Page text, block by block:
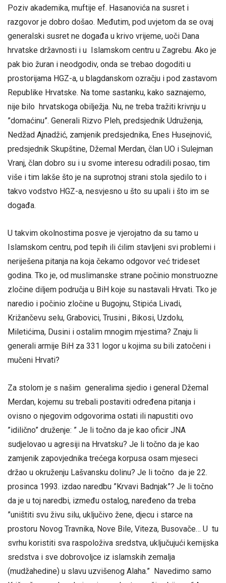
Poziv akademika, muftije ef. Hasanovića na susret i
razgovor je dobro došao. Međutim, pod uvjetom da se ovaj
generalski susret ne događa u krivo vrijeme, uoči Dana
hrvatske državnosti i u Islamskom centru u Zagrebu. Ako je
pak bio žuran i neodgodiv, onda se trebao dogoditi u
prostorijama HGZ-a, u blagdanskom ozračju i pod zastavom
Republike Hrvatske. Na tome sastanku, kako saznajemo,
nije bilo hrvatskoga obilježja. Nu, ne treba tražiti krivnju u
”domaćinu”. Generali Rizvo Pleh, predsjednik Udruženja,
Nedžad Ajnadžić, zamjenik predsjednika, Enes Husejnović,
predsjednik Skupštine, Džemal Merdan, član UO i Sulejman
Vranj, član dobro su i u svome interesu odradili posao, tim
više i tim lakše što je na suprotnoj strani stola sjedilo to i
takvo vodstvo HGZ-a, nesvjesno u što su upali i što im se
događa.
U takvim okolnostima posve je vjerojatno da su tamo u
Islamskom centru, pod tepih ili ćilim stavljeni svi problemi i
neriješena pitanja na koja čekamo odgovor već trideset
godina. Tko je, od muslimanske strane počinio monstruozne
zločine diljem područja u BiH koje su nastavali Hrvati. Tko je
naredio i počinio zločine u Bugojnu, Stipića Livadi,
Križančevu selu, Grabovici, Trusini , Bikosi, Uzdolu,
Miletićima, Dusini i ostalim mnogim mjestima? Znaju li
generali armije BiH za 331 logor u kojima su bili zatočeni i
mučeni Hrvati?
Za stolom je s našim generalima sjedio i general Džemal
Merdan, kojemu su trebali postaviti određena pitanja i
ovisno o njegovim odgovorima ostati ili napustiti ovo
”idilično” druženje: ” Je li točno da je kao oficir JNA
sudjelovao u agresiji na Hrvatsku? Je li točno da je kao
zamjenik zapovjednika trećega korpusa osam mjeseci
držao u okruženju Lašvansku dolinu? Je li točno da je 22.
prosinca 1993. izdao naredbu ”Krvavi Badnjak”? Je li točno
da je u toj naredbi, između ostalog, naređeno da treba
”uništiti svu živu silu, uključivo žene, djecu i starce na
prostoru Novog Travnika, Nove Bile, Viteza, Busovače… U tu
svrhu koristiti sva raspoloživa sredstva, uključujući kemijska
sredstva i sve dobrovoljce iz islamskih zemalja
(mudžahedine) u slavu uzvišenog Alaha.” Navedimo samo